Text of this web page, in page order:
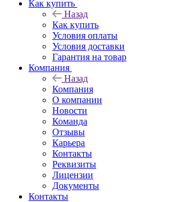
Как купить
Назад
Как купить
Условия оплаты
Условия доставки
Гарантия на товар
Компания
Назад
Компания
О компании
Новости
Команда
Отзывы
Карьера
Контакты
Реквизиты
Лицензии
Документы
Контакты